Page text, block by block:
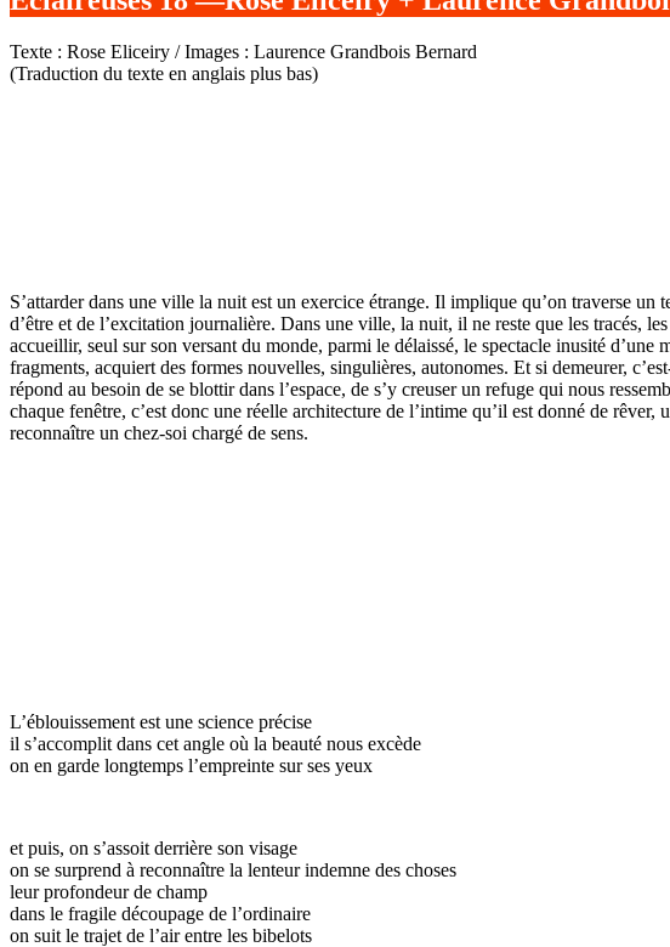
Texte : Rose Eliceiry / Images : Laurence Grandbois Bernard
(Traduction du texte en anglais plus bas)
S’attarder dans une ville la nuit est un exercice étrange. Il implique qu’on traverse
d’être et de l’excitation journalière. Dans une ville, la nuit, il ne reste que les tracés,
accueillir, seul sur son versant du monde, parmi le délaissé, le spectacle inusité
fragments, acquiert des formes nouvelles, singulières, autonomes. Et si demeurer,
répond au besoin de se blottir dans l’espace, de s’y creuser un refuge qui nous
chaque fenêtre, c’est donc une réelle architecture de l’intime qu’il est donné de
reconnaître un chez-soi chargé de sens.
L’éblouissement est une science précise
il s’accomplit dans cet angle où la beauté nous excède
on en garde longtemps l’empreinte sur ses yeux
et puis, on s’assoit derrière son visage
on se surprend à reconnaître la lenteur indemne des choses
leur profondeur de champ
dans le fragile découpage de l’ordinaire
on suit le trajet de l’air entre les bibelots